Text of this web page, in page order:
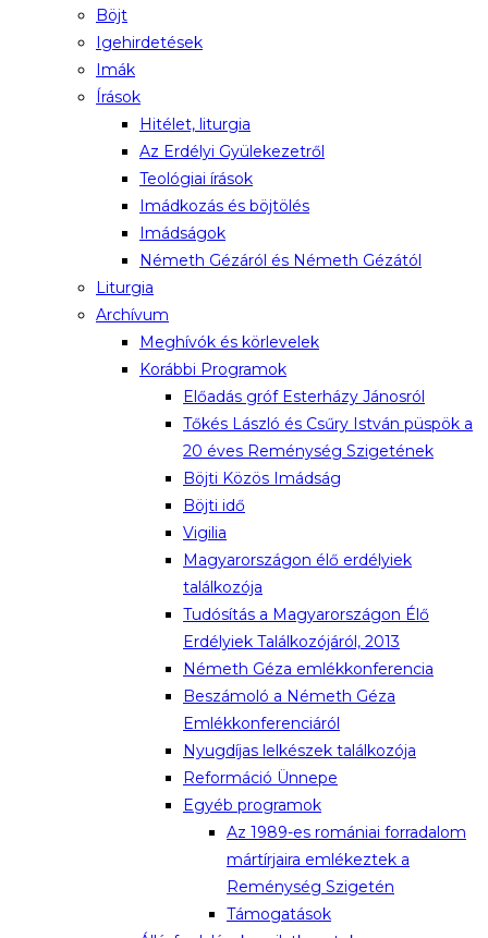
Böjt
Igehirdetések
Imák
Írások
Hitélet, liturgia
Az Erdélyi Gyülekezetről
Teológiai írások
Imádkozás és böjtölés
Imádságok
Németh Gézáról és Németh Gézától
Liturgia
Archívum
Meghívók és körlevelek
Korábbi Programok
Előadás gróf Esterházy Jánosról
Tőkés László és Csűry István püspök a
20 éves Reménység Szigetének
Böjti Közös Imádság
Böjti idő
Vigilia
Magyarországon élő erdélyiek
találkozója
Tudósítás a Magyarországon Élő
Erdélyiek Találkozójáról, 2013
Németh Géza emlékkonferencia
Beszámoló a Németh Géza
Emlékkonferenciáról
Nyugdíjas lelkészek találkozója
Reformáció Ünnepe
Egyéb programok
Az 1989-es romániai forradalom
mártírjaira emlékeztek a
Reménység Szigetén
Támogatások